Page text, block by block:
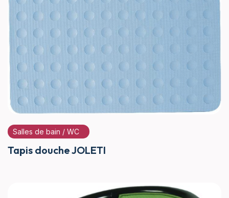
Salles de bain / WC
Tapis douche JOLETI